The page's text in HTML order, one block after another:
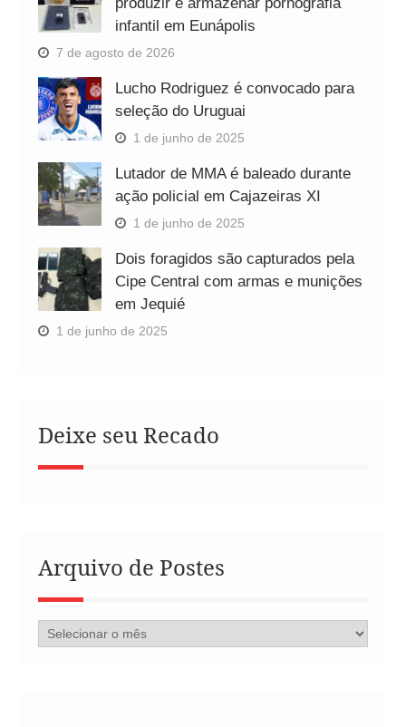
infantil em Eunápolis
7 de agosto de 2026
Lucho Rodriguez é convocado para
seleção do Uruguai
1 de junho de 2025
Lutador de MMA é baleado durante
ação policial em Cajazeiras XI
1 de junho de 2025
Dois foragidos são capturados pela
Cipe Central com armas e munições
em Jequié
1 de junho de 2025
Deixe seu Recado
Arquivo de Postes
Arquivo
de